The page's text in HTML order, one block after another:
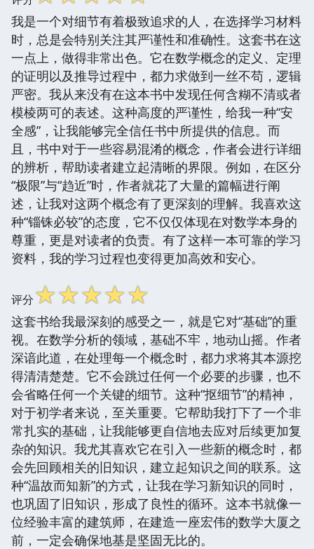
我是一个对细节有着极致追求的人，在选择学习材料
时，总是会特别关注其严谨性和准确性。这套书在这
一点上，做得非常出色。它在数学概念的定义、定理
的证明以及推导过程中，都力求做到一丝不苟，逻辑
严密。我从来没有在这本书中发现任何含糊不清或者
模棱两可的表述。这种高度的严谨性，给我一种“安
全感”，让我能够完全信任书中所提供的信息。而
且，书中对于一些容易混淆的概念，作者会进行详细
的辨析，帮助读者建立起清晰的界限。例如，在区分
“极限”与“趋近”时，作者就花了大量的篇幅进行阐
述，让我对这两个概念有了更深刻的理解。我喜欢这
种“锱铢必较”的态度，它不仅仅体现在对数学本身的
尊重，更是对读者的负责。有了这样一本可靠的学习
资料，我的学习过程也变得更加高效和安心。
评分☆☆☆☆☆
这套书给我最深刻的感受之一，就是它对“基础”的重
视。在数学分析的领域，基础不牢，地动山摇。作者
深谙此道，在处理每一个概念时，都力求将其本源挖
得清清楚楚。它不会跳过任何一个必要的步骤，也不
会省略任何一个关键的细节。这种“抠细节”的精神，
对于初学者来说，至关重要。它帮助我打下了一个非
常扎实的基础，让我能够更自信地去应对后续更加复
杂的知识。我尤其喜欢它在引入一些新的概念时，都
会先回顾相关的旧知识，建立起知识之间的联系。这
种“温故而知新”的方式，让我在学习新知识的同时，
也巩固了旧知识，形成了良性的循环。这本书就像一
位经验丰富的建筑师，在建造一座宏伟的数学大厦之
前，一定会确保地基是坚固无比的。